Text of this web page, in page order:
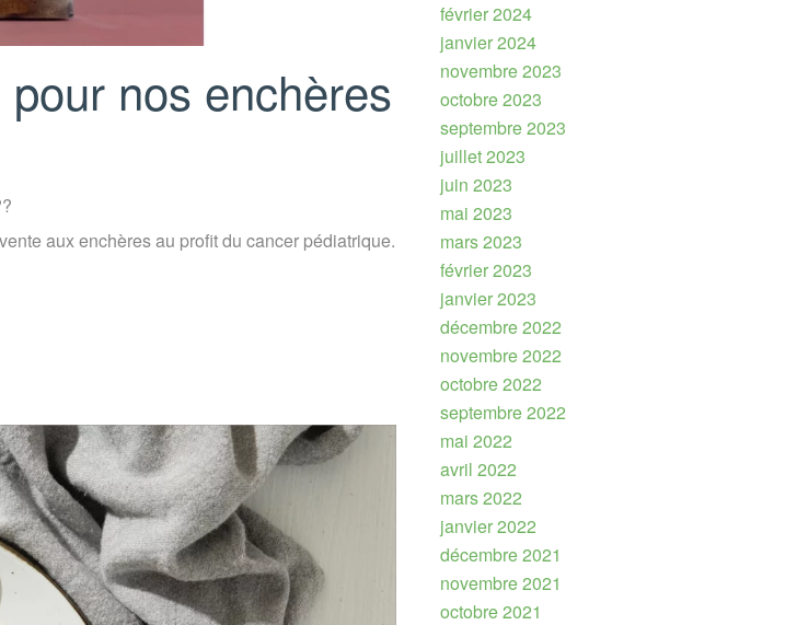
nos enchères
aux enchères au profit du cancer pédiatrique.
février 2024
janvier 2024
novembre 2023
octobre 2023
septembre 2023
juillet 2023
juin 2023
mai 2023
mars 2023
février 2023
janvier 2023
décembre 2022
novembre 2022
octobre 2022
septembre 2022
mai 2022
avril 2022
mars 2022
janvier 2022
décembre 2021
novembre 2021
octobre 2021